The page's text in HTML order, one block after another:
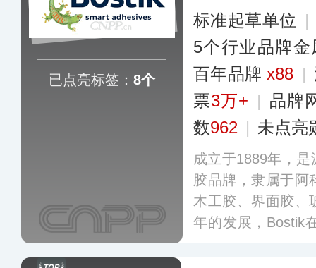
已点亮标签： 8个
标准起草单位 |
5个行业品牌金
百年品牌x88 |
票3万+ | 品牌
数962 | 未点亮
成立于1889年，
胶品牌，隶属于阿
木工胶、界面胶、
年的发展，Bostik